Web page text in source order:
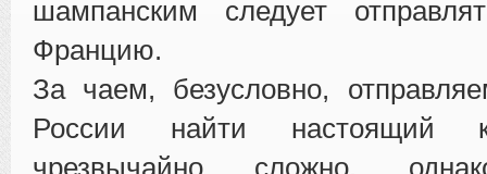
шампанским следует
Францию.
За чаем, безусловно,
России найти настоящий
чрезвычайно сложно,